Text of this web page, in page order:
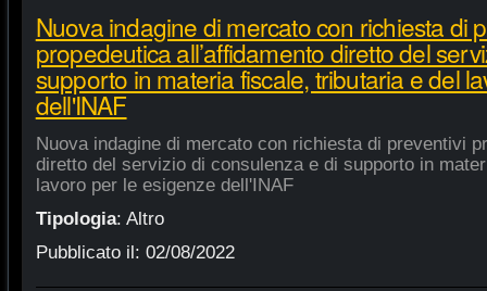
Nuova indagine di mercato con richiesta di
propedeutica all’affidamento diretto del
supporto in materia fiscale, tributaria e del
dell'INAF
Nuova indagine di mercato con richiesta di preventivi
diretto del servizio di consulenza e di supporto in
lavoro per le esigenze dell'INAF
Tipologia: Altro
Pubblicato il: 02/08/2022